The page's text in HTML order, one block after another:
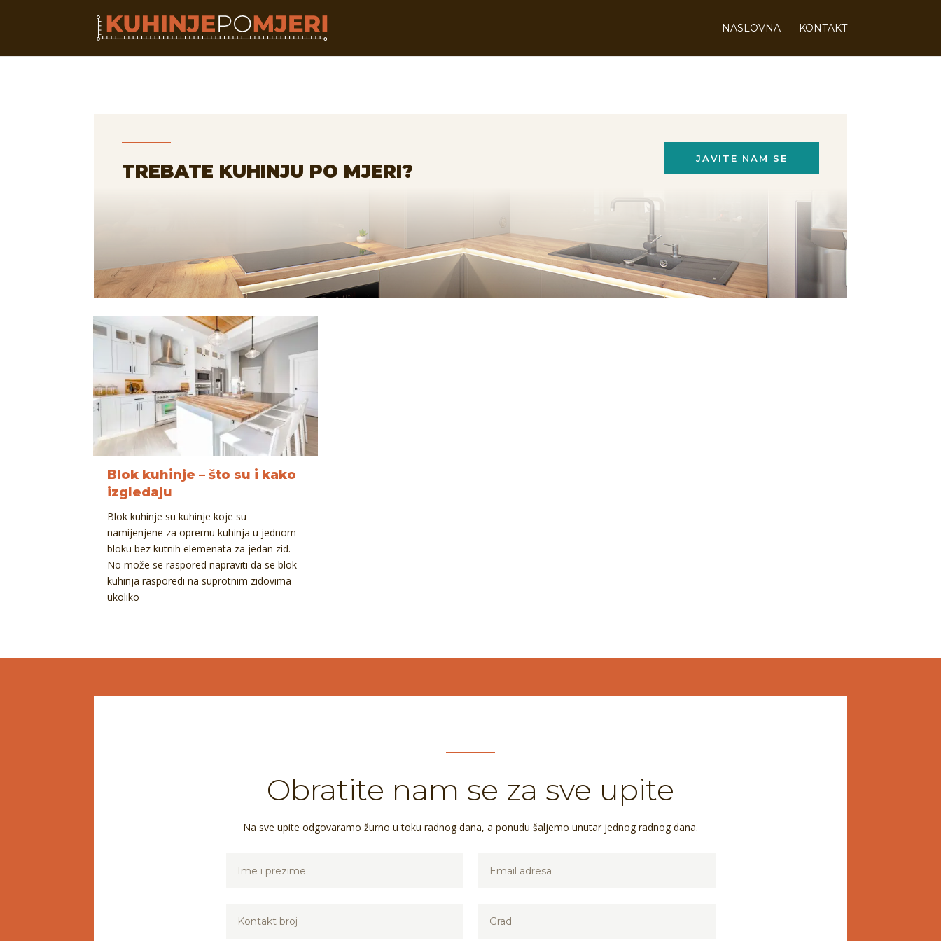
NASLOVNA KONTAKT
TREBATE KUHINJU PO MJERI?
JAVITE NAM SE
Blok kuhinje – što su i kako
izgledaju
Blok kuhinje su kuhinje koje su
namijenjene za opremu kuhinja u jednom
bloku bez kutnih elemenata za jedan zid.
No može se raspored napraviti da se blok
kuhinja rasporedi na suprotnim zidovima
ukoliko
Obratite nam se za sve upite
Na sve upite odgovaramo žurno u toku radnog dana, a ponudu šaljemo unutar jednog radnog dana.